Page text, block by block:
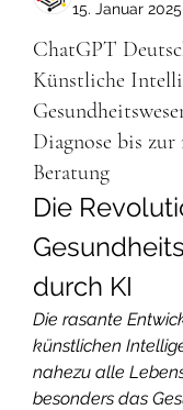
15. Januar 2025
ChatGPT
Künstliche
Diagnose bis
Beratung
Die
durch KI
Die rasante
künstlichen
nahezu alle
besonders das